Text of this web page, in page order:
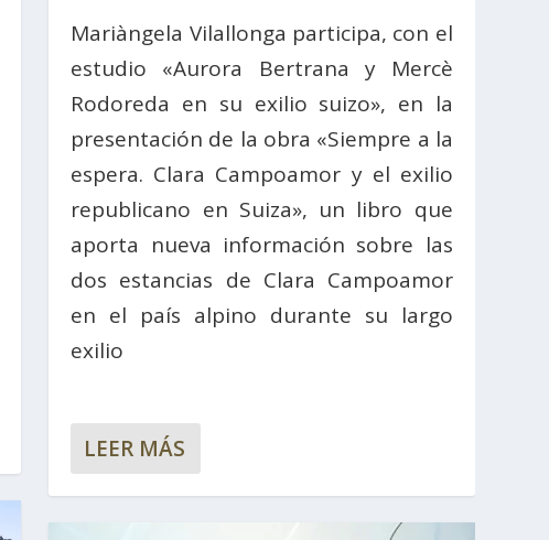
Mariàngela Vilallonga participa, con el
estudio «Aurora Bertrana y Mercè
Rodoreda en su exilio suizo», en la
presentación de la obra «Siempre a la
espera. Clara Campoamor y el exilio
republicano en Suiza», un libro que
aporta nueva información sobre las
dos estancias de Clara Campoamor
en el país alpino durante su largo
exilio
LEER MÁS